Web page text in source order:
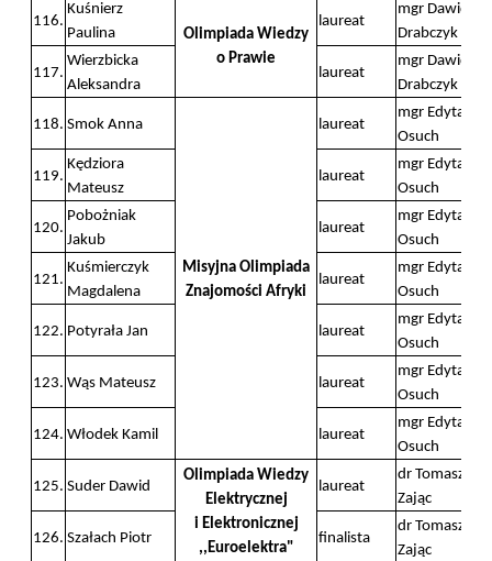
116.
Kuśnierz
Paulina
Olimpiada Wiedzy
o Prawie
laureat
mgr Dawid
Drabczyk
117.
Wierzbicka
Aleksandra
laureat
mgr Dawid
Drabczyk
118. Smok Anna
Misyjna Olimpiada
Znajomości Afryki
laureat
mgr Edyta
Osuch
119.
Kędziora
Mateusz
laureat
mgr Edyta
Osuch
120.
Pobożniak
Jakub
laureat
mgr Edyta
Osuch
121.
Kuśmierczyk
Magdalena
laureat
mgr Edyta
Osuch
122. Potyrała Jan laureat
mgr Edyta
Osuch
123. Wąs Mateusz laureat
mgr Edyta
Osuch
124. Włodek Kamil laureat
mgr Edyta
Osuch
125. Suder Dawid
Olimpiada Wiedzy
Elektrycznej
i Elektronicznej
,,Euroelektra"
laureat
dr Tomasz
Zając
126. Szałach Piotr finalista
dr Tomasz
Zając